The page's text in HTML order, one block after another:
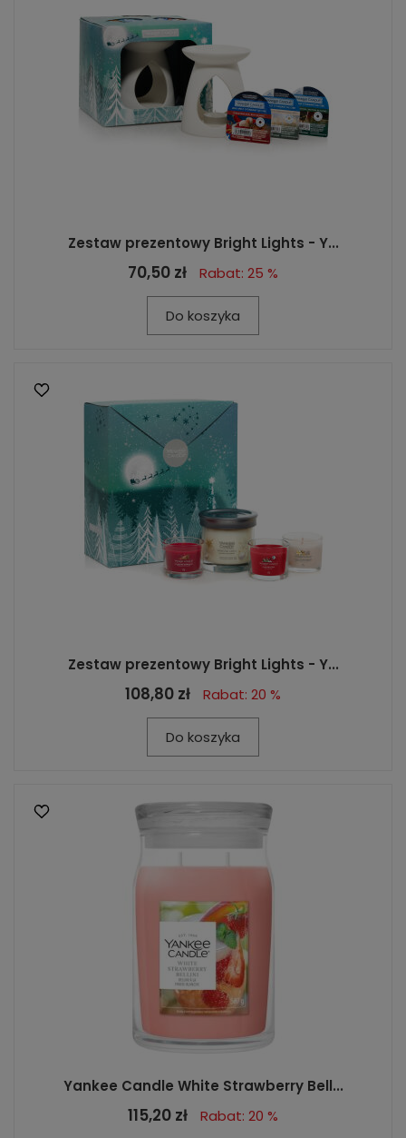
Zestaw prezentowy Bright Lights - Y...
70,50 zł Rabat: 25 %
Do koszyka
Zestaw prezentowy Bright Lights - Y...
108,80 zł Rabat: 20 %
Do koszyka
Yankee Candle White Strawberry Bell...
115,20 zł Rabat: 20 %